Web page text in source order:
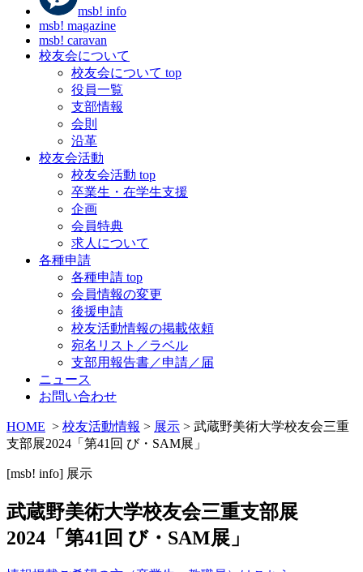
msb! info
msb! magazine
msb! caravan
校友会について
校友会について top
役員一覧
支部情報
会則
沿革
校友会活動
校友会活動 top
卒業生・在学生支援
企画
会員特典
求人について
各種申請
各種申請 top
会員情報の変更
後援申請
校友活動情報の掲載依頼
宛名リスト／ラベル
支部用報告書／申請／届
ニュース
お問い合わせ
HOME > 校友活動情報 > 展示 > 武蔵野美術大学校友会三重
支部展2024「第41回 び・SAM展」
[msb! info] 展示
武蔵野美術大学校友会三重支部展
2024「第41回 び・SAM展」